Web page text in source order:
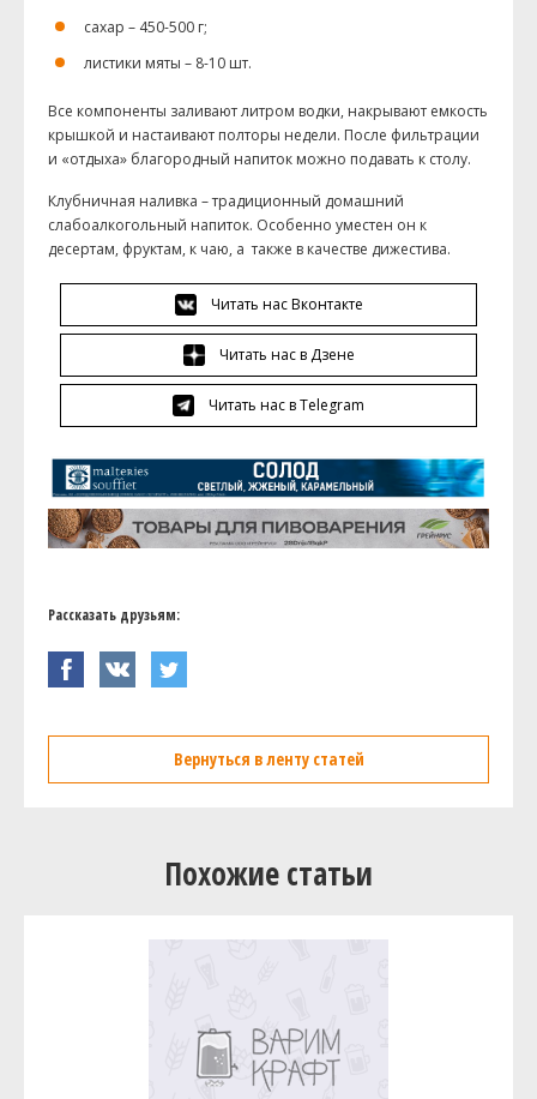
сахар – 450-500 г;
листики мяты – 8-10 шт.
Все компоненты заливают литром водки, накрывают емкость
крышкой и настаивают полторы недели. После фильтрации
и «отдыха» благородный напиток можно подавать к столу.
Клубничная наливка – традиционный домашний
слабоалкогольный напиток. Особенно уместен он к
десертам, фруктам, к чаю, а также в качестве дижестива.
Читать нас Вконтакте
Читать нас в Дзене
Читать нас в Telegram
Рассказать друзьям:
Вернуться в ленту статей
Похожие статьи